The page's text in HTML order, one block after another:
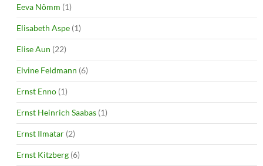
Eeva Nõmm (1)
Elisabeth Aspe (1)
Elise Aun (22)
Elvine Feldmann (6)
Ernst Enno (1)
Ernst Heinrich Saabas (1)
Ernst Ilmatar (2)
Ernst Kitzberg (6)